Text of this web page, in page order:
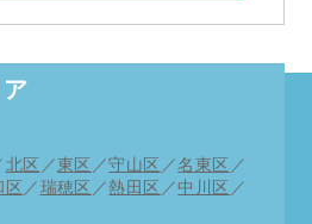
北区 ／東区 ／守山区 ／名東区 ／
区 ／ 瑞穂区 ／ 熱田区 ／中川区 ／